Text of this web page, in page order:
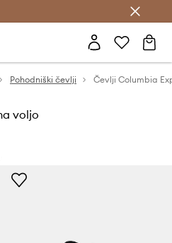
Pohodniški čevlji
voljo